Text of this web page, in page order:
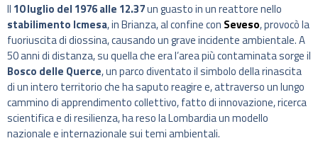
Il 10 luglio del 1976 alle 12.37un guasto in un reattore nello
stabilimento Icmesa, in Brianza, al confine con Seveso, provocò la
fuoriuscita di diossina, causando un grave incidente ambientale. A
50 anni di distanza, su quella che era l’area più contaminata sorge il
Bosco delle Querce, un parco diventato il simbolo della rinascita
di un intero territorio che ha saputo reagire e, attraverso un lungo
cammino di apprendimento collettivo, fatto di innovazione, ricerca
scientifica e di resilienza, ha reso la Lombardia un modello
nazionale e internazionale sui temi ambientali.